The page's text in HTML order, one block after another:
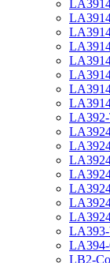
LA392-
LA393-
LA394-
LB2-